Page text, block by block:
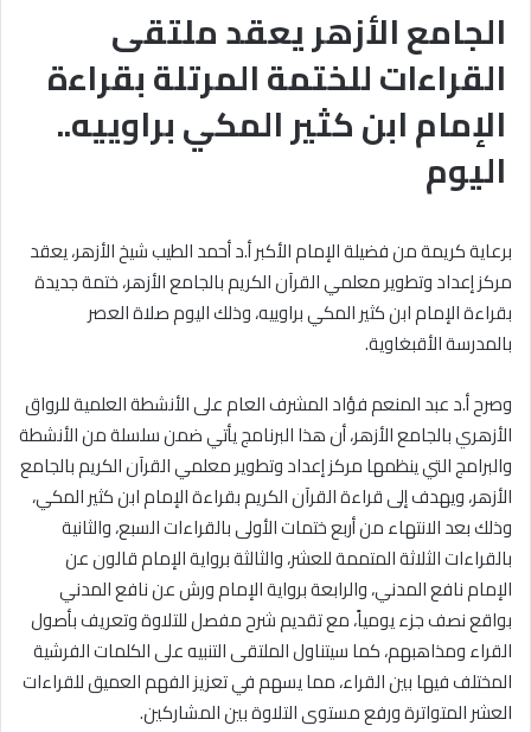
الجامع الأزهر يعقد ملتقى
القراءات للختمة المرتلة بقراءة
الإمام ابن كثير المكي براوييه..
اليوم
برعاية كريمة من فضيلة الإمام الأكبر أ.د أحمد الطيب شيخ الأزهر، يعقد
مركز إعداد وتطوير معلمي القرآن الكريم بالجامع الأزهر، ختمة جديدة
بقراءة الإمام ابن كثير المكي براوييه، وذلك اليوم صلاة العصر
بالمدرسة الأقبغاوية.
وصرح أ.د عبد المنعم فؤاد المشرف العام على الأنشطة العلمية للرواق
الأزهري بالجامع الأزهر، أن هذا البرنامج يأتي ضمن سلسلة من الأنشطة
والبرامج التي ينظمها مركز إعداد وتطوير معلمي القرآن الكريم بالجامع
الأزهر، ويهدف إلى قراءة القرآن الكريم بقراءة الإمام ابن كثير المكي،
وذلك بعد الانتهاء من أربع ختمات الأولى بالقراءات السبع، والثانية
بالقراءات الثلاثة المتممة للعشر، والثالثة برواية الإمام قالون عن
الإمام نافع المدني، والرابعة برواية الإمام ورش عن نافع المدني
بواقع نصف جزء يومياً، مع تقديم شرح مفصل للتلاوة وتعريف بأصول
القراء ومذاهبهم، كما سيتناول الملتقى التنبيه على الكلمات الفرشية
المختلف فيها بين القراء، مما يسهم في تعزيز الفهم العميق للقراءات
العشر المتواترة ورفع مستوى التلاوة بين المشاركين.